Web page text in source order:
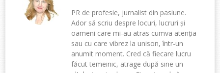
PR de profesie, jurnalist din pasiune.
Ador să scriu despre locuri, lucruri și
oameni care mi-au atras cumva atenția
sau cu care vibrez la unison, într-un
anumit moment. Cred că fiecare lucru
făcut temeinic, atrage după sine un